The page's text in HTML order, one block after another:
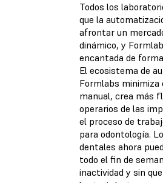
Todos los
que la
afrontar un
dinámico, y
encantada de
El ecosistema de
Formlabs
manual, crea más
operarios de las
el proceso de
para odontología.
dentales ahora
todo el fin de
inactividad y sin